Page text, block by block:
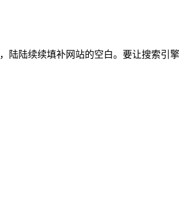
陆续续填补网站的空白。要让搜索引